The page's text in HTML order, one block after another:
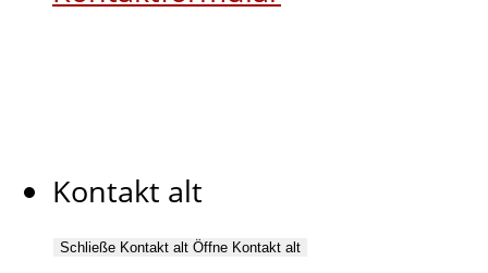
Kontakt alt
Schließe Kontakt alt Öffne Kontakt alt